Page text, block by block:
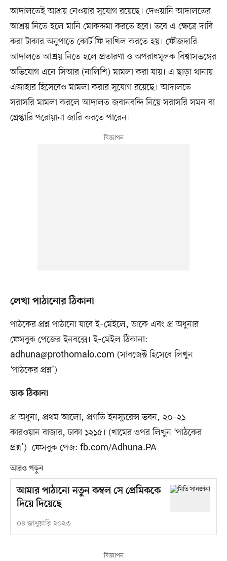
আদালতেই আশ্রয় নেওয়ার সুযোগ রয়েছে। দেওয়ানি আদালতের
আশ্রয় নিতে হলে মানি মোকদ্দমা করতে হবে। তবে এ ক্ষেত্রে দাবি
করা টাকার অনুপাতে কোর্ট ফি দাখিল করতে হয়। ফৌজদারি
আদালতে আশ্রয় নিতে হলে প্রতারণা ও অপরাধমূলক বিশ্বাসভঙ্গের
অভিযোগ এনে সিআর (নালিশি) মামলা করা যায়। এ ছাড়া থানায়
এজাহার হিসেবেও মামলা করার সুযোগ রয়েছে। আদালতে
সরাসরি মামলা করলে আদালত জবানবন্দি নিয়ে সরাসরি সমন বা
গ্রেপ্তারি পরোয়ানা জারি করতে পারেন।
লেখা পাঠানোর ঠিকানা
পাঠকের প্রশ্ন পাঠানো যাবে ই–মেইলে, ডাকে এবং প্র অধুনার
ফেসবুক পেজের ইনবক্সে। ই–মেইল ঠিকানা:
adhuna@prothomalo.com (সাবজেক্ট হিসেবে লিখুন
‘পাঠকের প্রশ্ন’)
ডাক ঠিকানা
প্র অধুনা, প্রথম আলো, প্রগতি ইনস্যুরেন্স ভবন, ২০–২১
কারওয়ান বাজার, ঢাকা ১২১৫। (খামের ওপর লিখুন ‘পাঠকের
প্রশ্ন’) ফেসবুক পেজ: fb.com/Adhuna.PA
আরও পড়ুন
আমার পাঠানো নতুন কম্বল সে প্রেমিককে
দিয়ে দিয়েছে
০৪ জানুয়ারি ২০২৩